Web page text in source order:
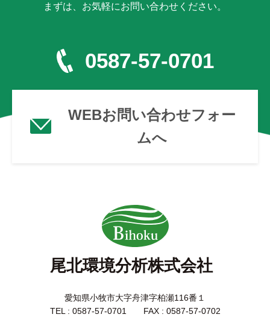
まずは、お気軽にお問い合わせください。
0587-57-0701
WEBお問い合わせフォー
ムへ
尾北環境分析株式会社
愛知県小牧市大字舟津字柏瀬116番１
TEL : 0587-57-0701 FAX : 0587-57-0702